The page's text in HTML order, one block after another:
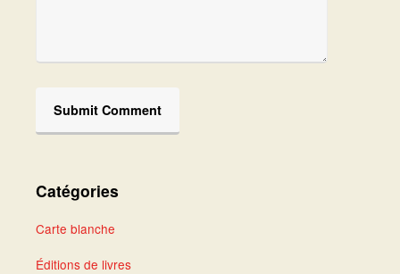
Catégories
Carte blanche
Éditions de livres